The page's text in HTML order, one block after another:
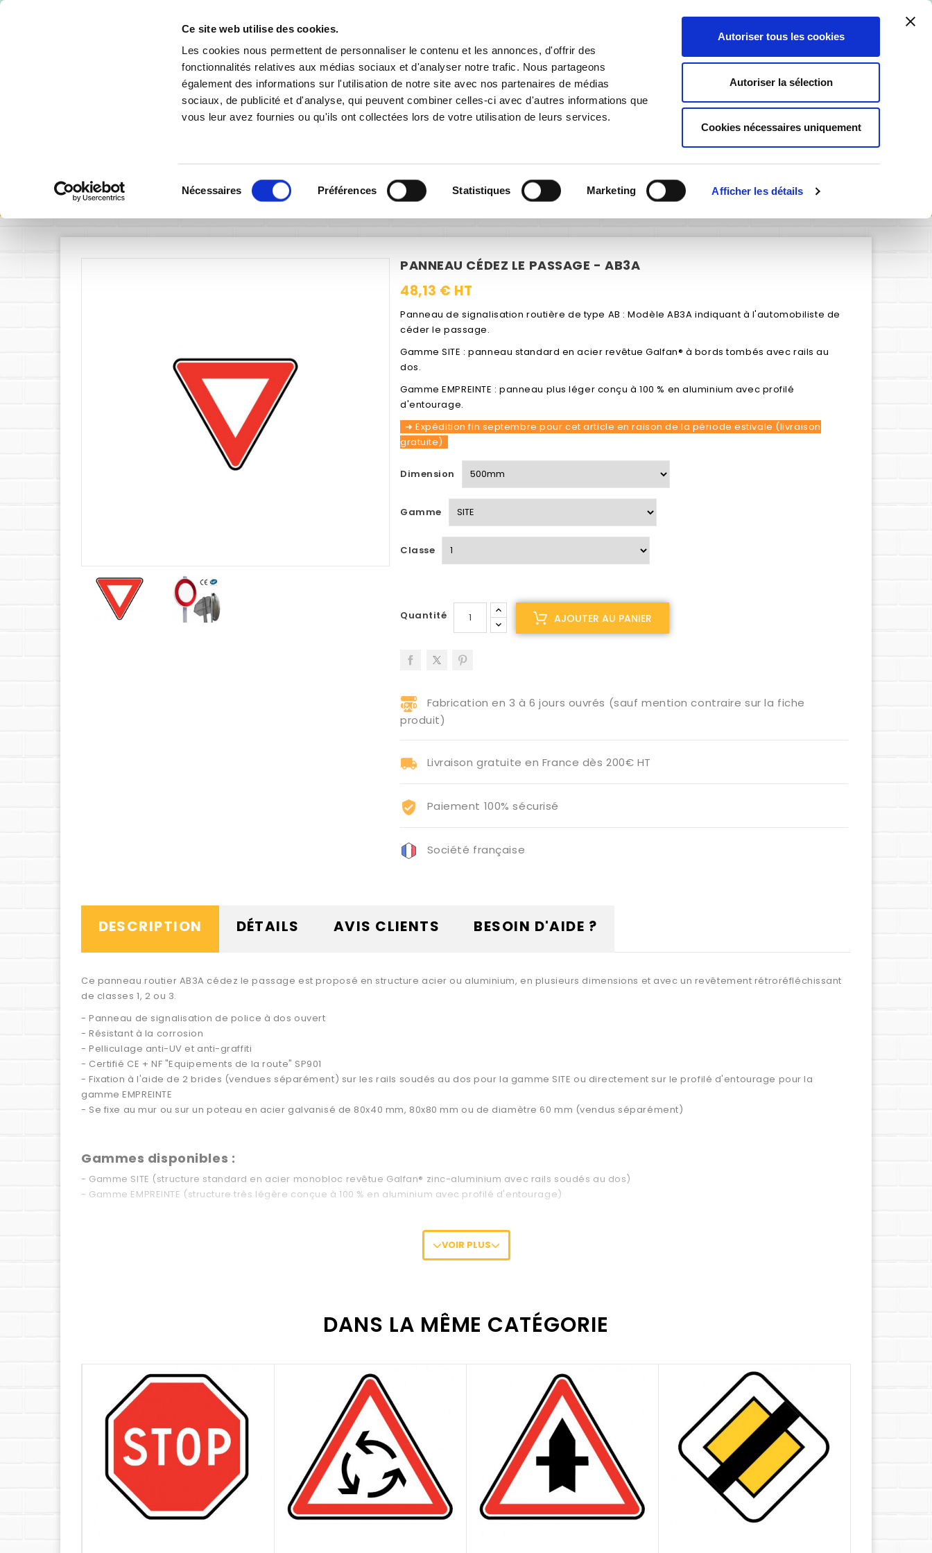
Ce site web utilise des cookies.
Les cookies nous permettent de personnaliser le contenu et les annonces, d'offrir des
fonctionnalités relatives aux médias sociaux et d'analyser notre trafic. Nous partageons
également des informations sur l'utilisation de notre site avec nos partenaires de médias
sociaux, de publicité et d'analyse, qui peuvent combiner celles-ci avec d'autres informations que
vous leur avez fournies ou qu'ils ont collectées lors de votre utilisation de leurs services.
Nécessaires Préférences Statistiques Marketing Afficher les détails
Autoriser tous les cookies
Autoriser la sélection
Cookies nécessaires uniquement
-10% de remise
SIGNALÉTIQUE PERSONNALISABLE
Accueil Panneaux routiers Panneaux intersection et priorité Panneau Cédez le passage - AB3a
PANNEAU CÉDEZ LE PASSAGE - AB3A
48,13 € HT
Panneau de signalisation routière de type AB : Modèle AB3A indiquant à l'automobiliste de
céder le passage.
Gamme SITE : panneau standard en acier revêtue Galfan® à bords tombés avec rails au
dos.
Gamme EMPREINTE : panneau plus léger conçu à 100 % en aluminium avec profilé
d'entourage.
➜ Expédition fin septembre pour cet article en raison de la période estivale (livraison
gratuite)
Dimension
Gamme
Classe
Quantité AJOUTER AU PANIER
Fabrication en 3 à 6 jours ouvrés (sauf mention contraire sur la fiche
produit)
Livraison gratuite en France dès 200€ HT
Paiement 100% sécurisé
Société française
DESCRIPTION DÉTAILS AVIS CLIENTS BESOIN D'AIDE ?
Ce panneau routier AB3A cédez le passage est proposé en structure acier ou aluminium, en plusieurs dimensions et avec un revêtement rétroréfléchissant
de classes 1, 2 ou 3.
- Panneau de signalisation de police à dos ouvert
- Résistant à la corrosion
- Pelliculage anti-UV et anti-graffiti
- Certifié CE + NF "Equipements de la route" SP901
- Fixation à l'aide de 2 brides (vendues séparément) sur les rails soudés au dos pour la gamme SITE ou directement sur le profilé d'entourage pour la
gamme EMPREINTE
- Se fixe au mur ou sur un poteau en acier galvanisé de 80x40 mm, 80x80 mm ou de diamètre 60 mm (vendus séparément)
Gammes disponibles :
- Gamme SITE (structure standard en acier monobloc revêtue Galfan® zinc-aluminium avec rails soudés au dos)
- Gamme EMPREINTE (structure très légère conçue à 100 % en aluminium avec profilé d'entourage)
- Classe 1 (rétroréflexion minimale - utilisable lorsque la classe 2 n’est pas obligatoire ou pour un usage privé)
- Classe 2 (rétroréflexion haute - obligatoire à plus de 2 m de haut, sur autoroutes et routes à grande circulation, ou lorsque la vitesse est supérieure à 70
Expédition sous 20 jours ouvrés + livraison gratuite !
La livraison est offerte sur tous nos ! Ces produits sont expédiés sous 20 jours ouvrés et uniquement en France métropolitaine.
Comment fixer votre panneau routier ?
Nos accessoires de fixation (poteaux, brides et fourreaux) sont disponibles en cliquant ici .
VOIR PLUS
DANS LA MÊME CATÉGORIE